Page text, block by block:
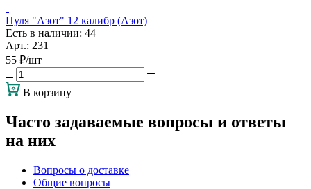
Пуля "Азот" 12 калибр (Азот)
Есть в наличии: 44
Арт.: 231
55 ₽/шт
В корзину
Часто задаваемые вопросы и ответы
на них
Вопросы о доставке
Общие вопросы